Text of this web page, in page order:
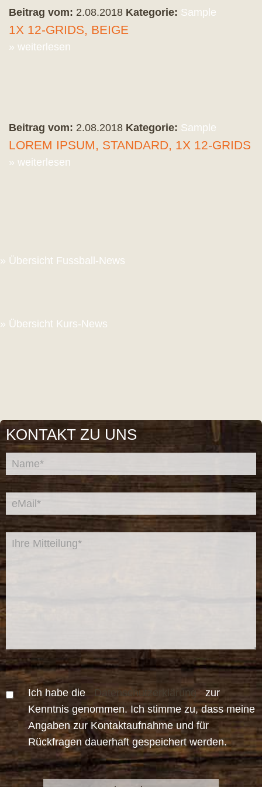
Beitrag vom: 2.08.2018 Kategorie: Sample
1X 12-GRIDS, BEIGE
» weiterlesen
Beitrag vom: 2.08.2018 Kategorie: Sample
LOREM IPSUM, STANDARD, 1X 12-GRIDS
» weiterlesen
» Übersicht Fussball-News
» Übersicht Kurs-News
KONTAKT ZU UNS
Ich habe die Datenschutzerklärung zur
Kenntnis genommen. Ich stimme zu, dass meine
Angaben zur Kontaktaufnahme und für
Rückfragen dauerhaft gespeichert werden.
Bitte
lasse
Bitte
lasse